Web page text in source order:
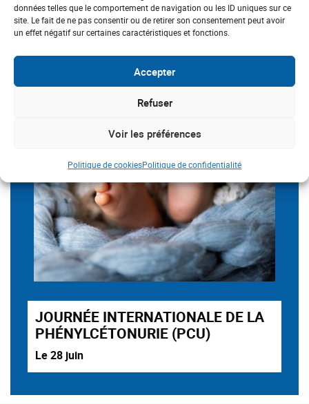
données telles que le comportement de navigation ou les ID uniques sur ce
site. Le fait de ne pas consentir ou de retirer son consentement peut avoir
un effet négatif sur certaines caractéristiques et fonctions.
Accepter
Refuser
Voir les préférences
Politique de cookiesPolitique de confidentialité
SAVE THE DATE
JOURNÉE INTERNATIONALE DE LA
PHÉNYLCÉTONURIE (PCU)
Le 28 juin